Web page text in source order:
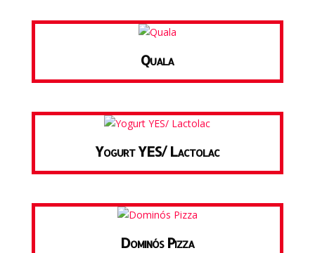
Quala
Yogurt YES/ Lactolac
Dominós Pizza